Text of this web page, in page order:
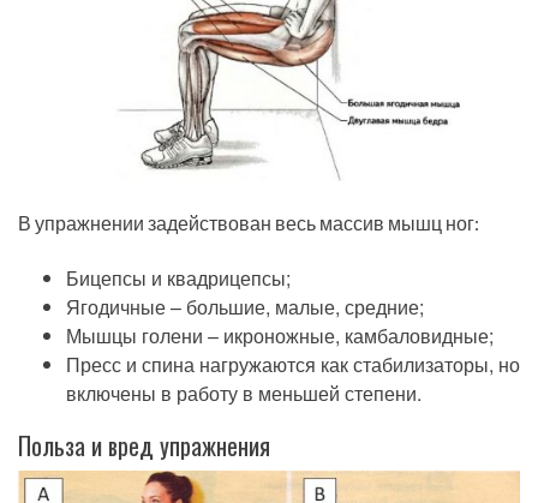
В упражнении задействован весь массив мышц ног:
Бицепсы и квадрицепсы;
Ягодичные – большие, малые, средние;
Мышцы голени – икроножные, камбаловидные;
Пресс и спина нагружаются как стабилизаторы, но
включены в работу в меньшей степени.
Польза и вред упражнения